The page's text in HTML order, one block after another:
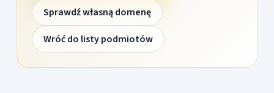
Sprawdź własną domenę
Wróć do listy podmiotów